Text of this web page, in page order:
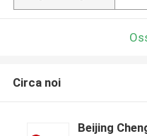
Circa noi
Beijing